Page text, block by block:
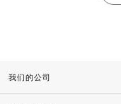
我们的公司